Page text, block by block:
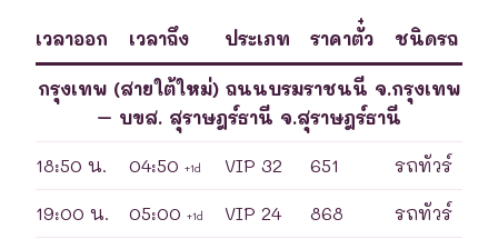
เวลาออก เวลาถึง ประเภท ราคาตั๋ว ชนิดรถ
กรุงเทพ (สายใต้ใหม่) ถนนบรมราชนนี จ.กรุงเทพ
– บขส. สุราษฎร์ธานี จ.สุราษฎร์ธานี
18:50 น. 04:50 +1d VIP 32 651 รถทัวร์
19:00 น. 05:00 +1d VIP 24 868 รถทัวร์